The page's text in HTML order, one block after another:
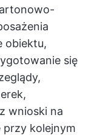
obiektu,
się
wnioski na
przy kolejnym